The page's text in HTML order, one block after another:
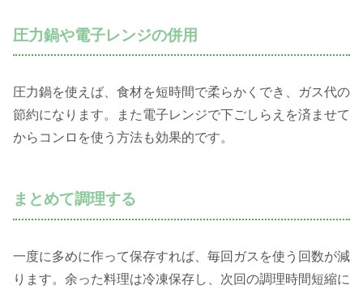
圧力鍋や電子レンジの併用
圧力鍋を使えば、食材を短時間で柔らかくでき、ガス代の
節約になります。また電子レンジで下ごしらえを済ませて
からコンロを使う方法も効果的です。
まとめて調理する
一度に多めに作って保存すれば、毎回ガスを使う回数が減
ります。余った料理は冷凍保存し、次回の調理時間短縮に